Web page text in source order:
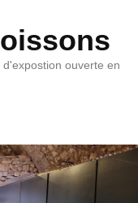
ouverte en